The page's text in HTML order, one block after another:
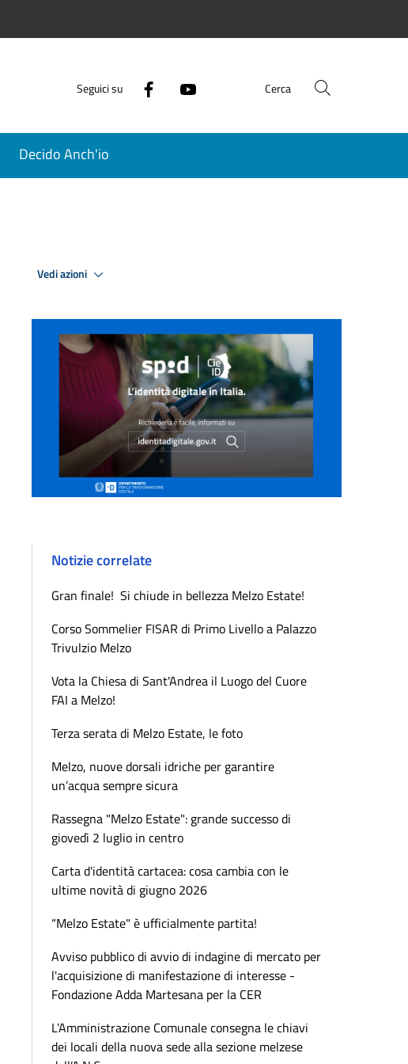
Seguici su Cerca
Decido Anch'io
Vedi azioni
Notizie correlate
Gran finale! Si chiude in bellezza Melzo Estate!
Corso Sommelier FISAR di Primo Livello a Palazzo
Trivulzio Melzo
Vota la Chiesa di Sant'Andrea il Luogo del Cuore
FAI a Melzo!
Terza serata di Melzo Estate, le foto
Melzo, nuove dorsali idriche per garantire
un’acqua sempre sicura
Rassegna "Melzo Estate": grande successo di
giovedì 2 luglio in centro
Carta d'identità cartacea: cosa cambia con le
ultime novità di giugno 2026
“Melzo Estate" è ufficialmente partita!
Avviso pubblico di avvio di indagine di mercato per
l'acquisizione di manifestazione di interesse -
Fondazione Adda Martesana per la CER
L’Amministrazione Comunale consegna le chiavi
dei locali della nuova sede alla sezione melzese